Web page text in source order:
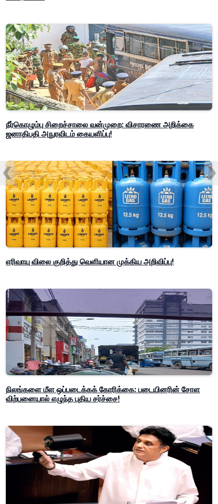
நீர்கொழும்பு சிறைச்சாலை வன்முறை: விசாரணை அறிக்கை
ஜனாதிபதி அநுரவிடம் கையளிப்பு!
எரிவாயு விலை குறித்து வெளியான முக்கிய அறிவிப்பு!
நிலங்களை மீள ஒப்படைக்கக் கோரிக்கை: படையினரின் சோள
விற்பனையால் எழுந்த புதிய சர்ச்சை!